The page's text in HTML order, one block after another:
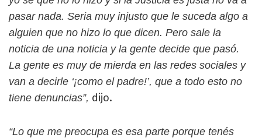
pasar nada. Seria muy injusto que le suceda algo a
alguien que no hizo lo que dicen. Pero sale la
noticia de una noticia y la gente decide que pasó.
La gente es muy de mierda en las redes sociales y
van a decirle ‘¡como el padre!’, que a todo esto no
tiene denuncias”, dijo.
“Lo que me preocupa es esa parte porque tenés